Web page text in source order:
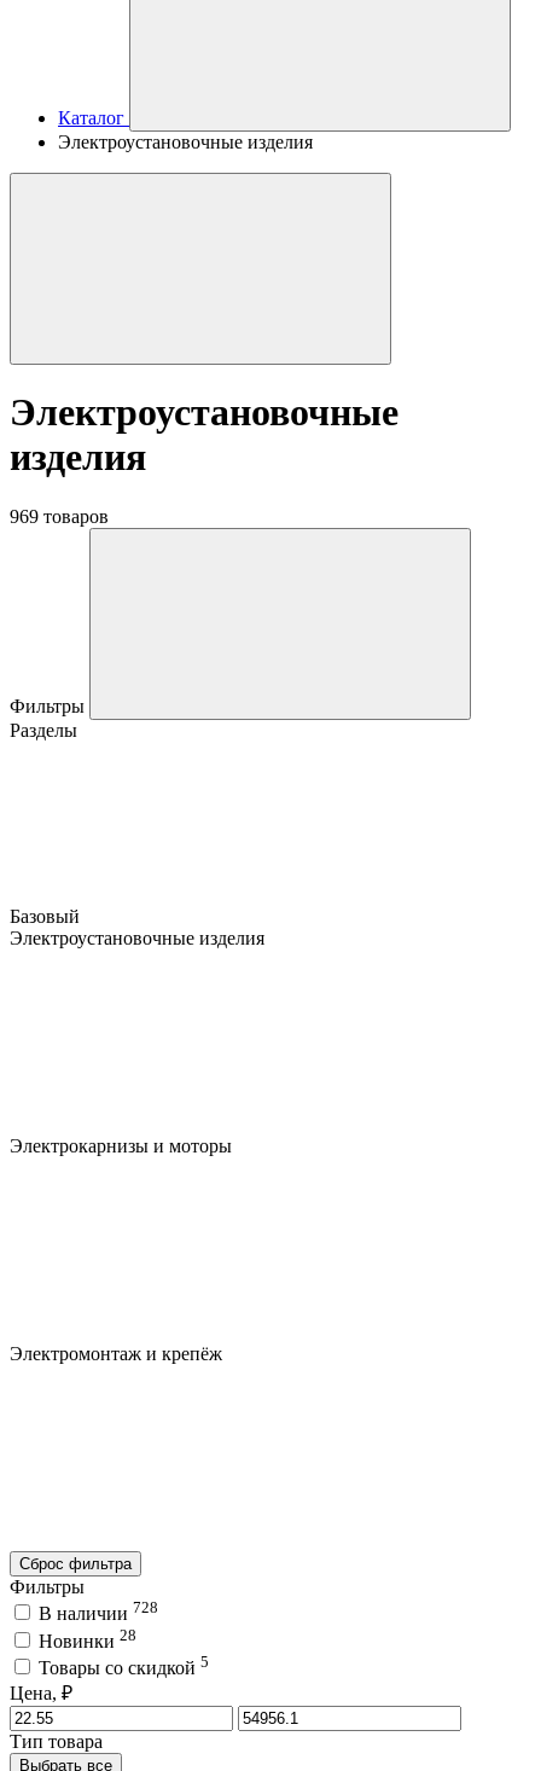
Каталог
Электроустановочные изделия
Электроустановочные
изделия
969 товаров
Фильтры
Разделы
Базовый
Электроустановочные изделия
Электрокарнизы и моторы
Электромонтаж и крепёж
Сброс фильтра
Фильтры
В наличии 728
Новинки 28
Товары со скидкой 5
Цена, ₽
Тип товара
Выбрать все